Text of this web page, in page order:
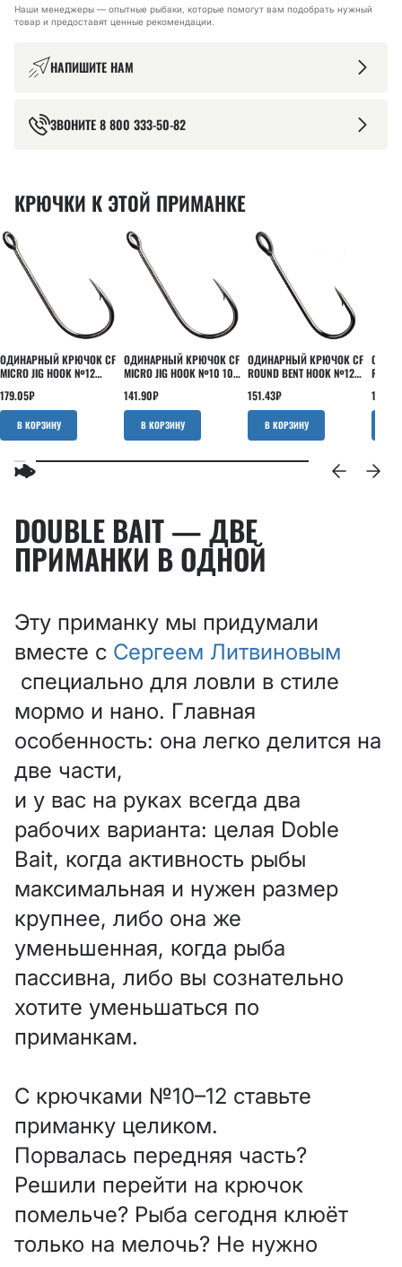
Наши менеджеры — опытные рыбаки, которые помогут вам подобрать нужный
товар и предоставят ценные рекомендации.
НАПИШИТЕ НАМ
ЗВОНИТЕ8 800 333-50-82
КРЮЧКИ К ЭТОЙ ПРИМАНКЕ
ОДИНАРНЫЙ КРЮЧОК CF
MICRO JIG HOOK №12
179.05₽
В КОРЗИНУ
ОДИНАРНЫЙ КРЮЧОК CF
MICRO JIG HOOK №10 10
141.90₽
В КОРЗИНУ
ОДИНАРНЫЙ КРЮЧОК CF
ROUND BENT HOOK №12
151.43₽
В КОРЗИНУ
141.90
DOUBLE BAIT — ДВЕ
ПРИМАНКИ В ОДНОЙ
Эту приманку мы придумали
вместе с Сергеем Литвиновым
специально для ловли в стиле
мормо и нано. Главная
особенность: она легко делится на
две части,
и у вас на руках всегда два
рабочих варианта: целая Doble
Bait, когда активность рыбы
максимальная и нужен размер
крупнее, либо она же
уменьшенная, когда рыба
пассивна, либо вы сознательно
хотите уменьшаться по
приманкам.
С крючками №10–12 ставьте
приманку целиком.
Порвалась передняя часть?
Решили перейти на крючок
помельче? Рыба сегодня клюёт
только на мелочь? Не нужно